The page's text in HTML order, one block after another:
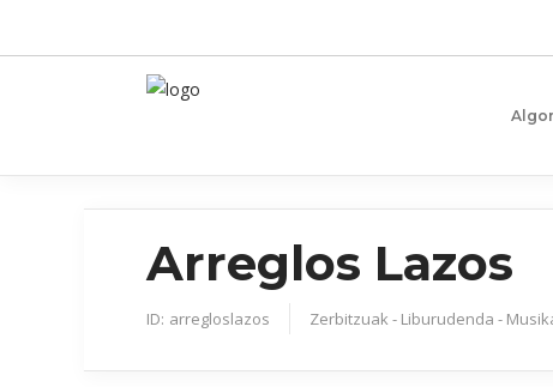
Arreglos Lazos
ID: arregloslazos Zerbitzuak - Liburudenda -